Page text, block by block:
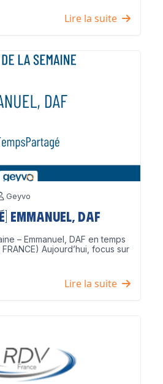
Lire la suite
Geyvo
DAF
– Emmanuel, DAF en temps
Aujourd’hui, focus sur
Lire la suite